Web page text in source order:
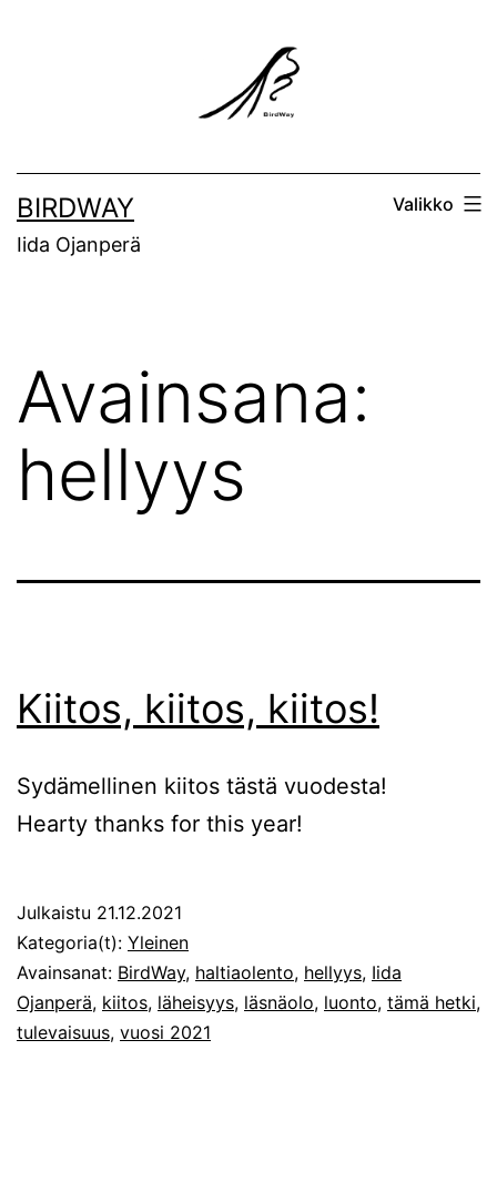
BIRDWAY
Iida Ojanperä
Valikko
Avainsana:
hellyys
Kiitos, kiitos, kiitos!
Sydämellinen kiitos tästä vuodesta!
Hearty thanks for this year!
Julkaistu 21.12.2021
Kategoria(t): Yleinen
Avainsanat: BirdWay, haltiaolento, hellyys, Iida
Ojanperä, kiitos, läheisyys, läsnäolo, luonto, tämä hetki,
tulevaisuus, vuosi 2021